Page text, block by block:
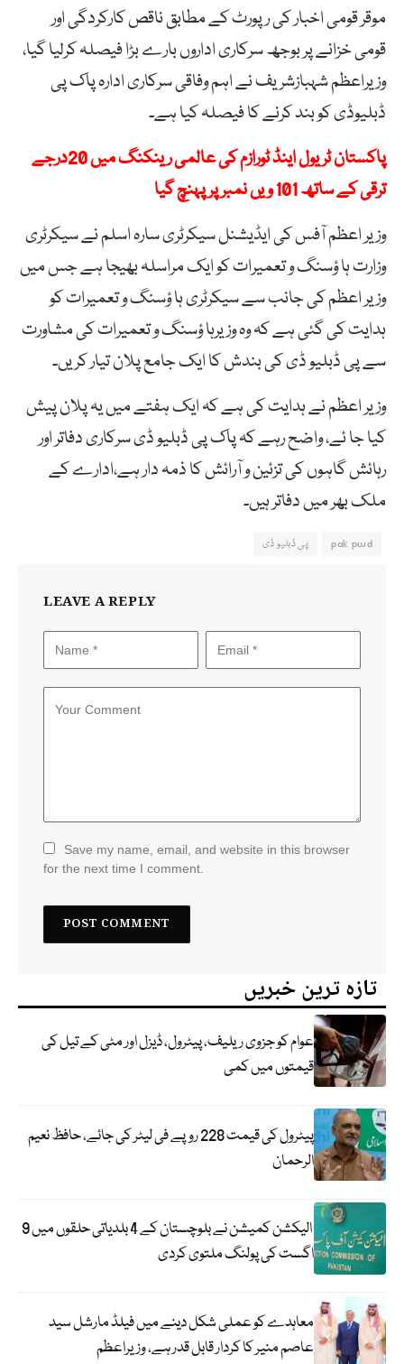
موقر قومی اخبار کی رپورٹ کے مطابق ناقص کارکردگی اور
قومی خزانے پر بوجھ سرکاری اداروں بارے بڑا فیصلہ کرلیا گیا،
وزیراعظم شہبازشریف نے اہم وفاقی سرکاری ادارہ پاک پی
ڈبلیوڈی کو بند کرنے کا فیصلہ کیا ہے۔
پاکستان ٹریول اینڈ ٹورازم کی عالمی رینکنگ میں 20درجے
ترقی کے ساتھ 101 ویں نمبر پر پہنچ گیا
وزیر اعظم آفس کی ایڈیشنل سیکرٹری سارہ اسلم نے سیکرٹری
وزارت ہا ؤسنگ و تعمیرات کو ایک مراسلہ بھیجا ہے جس میں
وزیر اعظم کی جانب سے سیکرٹری ہا ؤسنگ و تعمیرات کو
ہدایت کی گئی ہے کہ وہ وزیرہا ؤسنگ و تعمیرات کی مشاورت
سے پی ڈبلیو ڈی کی بندش کا ایک جامع پلان تیار کریں۔
وزیر اعظم نے ہدایت کی ہے کہ ایک ہفتے میں یہ پلان پیش
کیا جا ئے، واضح رہے کہ پاک پی ڈبلیو ڈی سرکاری دفاتر اور
رہائش گاہوں کی تزئین و آرائش کا ذمہ دار ہے،ادارے کے
ملک بھر میں دفاتر ہیں۔
pak pwd پی ڈبلیو ڈی
LEAVE A REPLY
Save my name, email, and website in this browser
for the next time I comment.
تازہ ترین خبریں
عوام کو جزوی ریلیف، پیٹرول، ڈیزل اور مٹی کے تیل کی
قیمتوں میں کمی
پیٹرول کی قیمت 228 روپے فی لیٹر کی جائے، حافظ نعیم
الرحمان
الیکشن کمیشن نے بلوچستان کے 4 بلدیاتی حلقوں میں 9
اگست کی پولنگ ملتوی کردی
معاہدے کو عملی شکل دینے میں فیلڈ مارشل سید
عاصم منیر کا کردار قابل قدر ہے، وزیراعظم